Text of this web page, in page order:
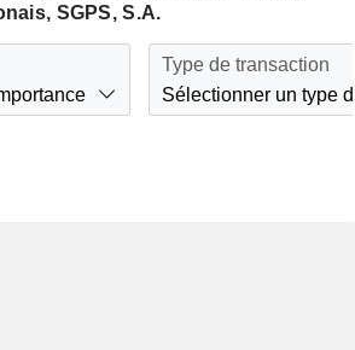
SGPS, S.A.
Type de transaction
Sélectionner un type